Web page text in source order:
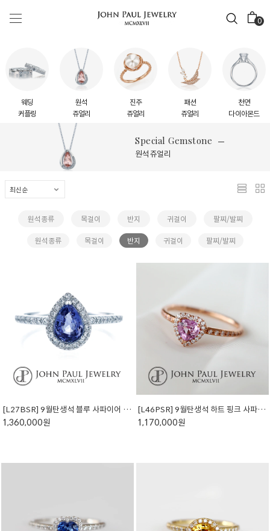
0
웨딩
커플링
원석
쥬얼리
진주
쥬얼리
패션
쥬얼리
천연
다이아몬드
Special Gemstone
원석 쥬얼리
원석종류 목걸이 반지 귀걸이 팔찌/발찌
원석종류 목걸이 반지 귀걸이 팔찌/발찌
[L27BSR] 9월탄생석 블루 사파이어 반지 (천연석)
1,360,000원
[L46PSR] 9월탄생석 하트 핑크 사파이어 반지 (천연석)
1,170,000원